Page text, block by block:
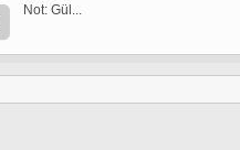
Not: Gül...